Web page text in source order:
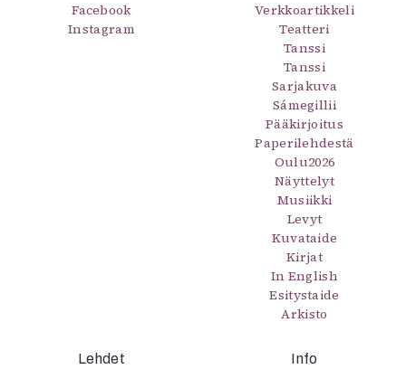
Facebook
Instagram
Verkkoartikkeli
Teatteri
Tanssi
Tanssi
Sarjakuva
Sámegillii
Pääkirjoitus
Paperilehdestä
Oulu2026
Näyttelyt
Musiikki
Levyt
Kuvataide
Kirjat
In English
Esitystaide
Arkisto
Lehdet Info